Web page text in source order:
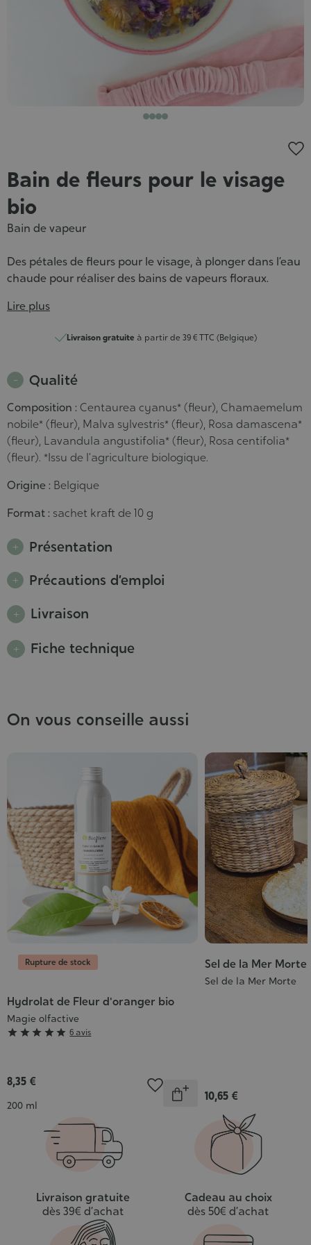
Bain de fleurs pour le visage
bio
Bain de vapeur
Des pétales de fleurs pour le visage, à plonger dans l’eau
chaude pour réaliser des bains de vapeurs floraux.
Lire plus
Livraison gratuite à partir de 39 € TTC (Belgique)
Qualité
Composition : Centaurea cyanus* (fleur), Chamaemelum
nobile* (fleur), Malva sylvestris* (fleur), Rosa damascena*
(fleur), Lavandula angustifolia* (fleur), Rosa centifolia*
(fleur). *Issu de l’agriculture biologique.
Origine : Belgique
Format : sachet kraft de 10 g
Présentation
Précautions d’emploi
Livraison
Fiche technique
On vous conseille aussi
Rupture de stock
Hydrolat de Fleur d'oranger bio
Magie olfactive
Grade
     6 avis
8,35 €
Contenance
200 ml
Quantité
Indisponible
Sel de la Mer Morte
Sel de la Mer Morte
10,65 €
Livraison gratuite
dès 39€ d’achat
Cadeau au choix
dès 50€ d’achat